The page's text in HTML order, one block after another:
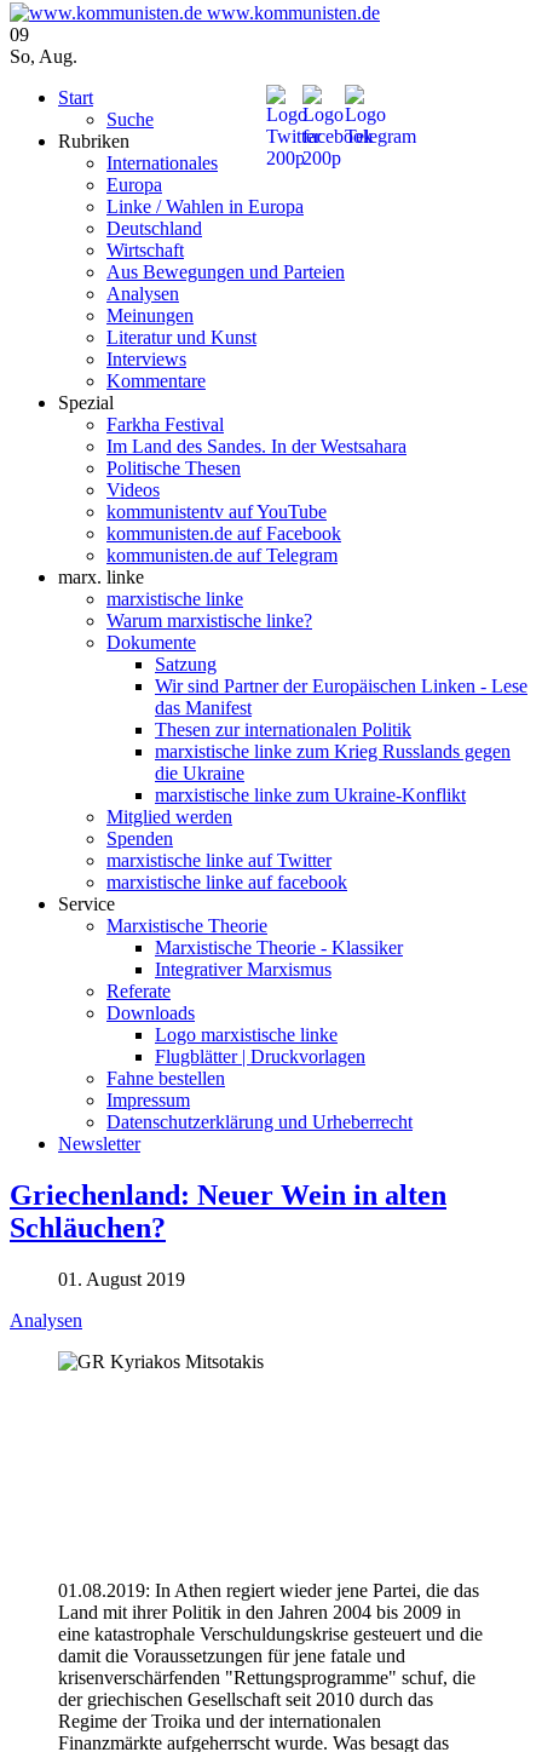
www.kommunisten.de
09
So, Aug.
Start
Suche
Rubriken
Internationales
Europa
Linke / Wahlen in Europa
Deutschland
Wirtschaft
Aus Bewegungen und Parteien
Analysen
Meinungen
Literatur und Kunst
Interviews
Kommentare
Spezial
Farkha Festival
Im Land des Sandes. In der Westsahara
Politische Thesen
Videos
kommunistentv auf YouTube
kommunisten.de auf Facebook
kommunisten.de auf Telegram
marx. linke
marxistische linke
Warum marxistische linke?
Dokumente
Satzung
Wir sind Partner der Europäischen Linken - Lese
das Manifest
Thesen zur internationalen Politik
marxistische linke zum Krieg Russlands gegen
die Ukraine
marxistische linke zum Ukraine-Konflikt
Mitglied werden
Spenden
marxistische linke auf Twitter
marxistische linke auf facebook
Service
Marxistische Theorie
Marxistische Theorie - Klassiker
Integrativer Marxismus
Referate
Downloads
Logo marxistische linke
Flugblätter | Druckvorlagen
Fahne bestellen
Impressum
Datenschutzerklärung und Urheberrecht
Newsletter
Griechenland: Neuer Wein in alten
Schläuchen?
01. August 2019
Analysen
01.08.2019: In Athen regiert wieder jene Partei, die das
Land mit ihrer Politik in den Jahren 2004 bis 2009 in
eine katastrophale Verschuldungskrise gesteuert und die
damit die Voraussetzungen für jene fatale und
krisenverschärfenden "Rettungsprogramme" schuf, die
der griechischen Gesellschaft seit 2010 durch das
Regime der Troika und der internationalen
Finanzmärkte aufgeherrscht wurde. Was besagt das